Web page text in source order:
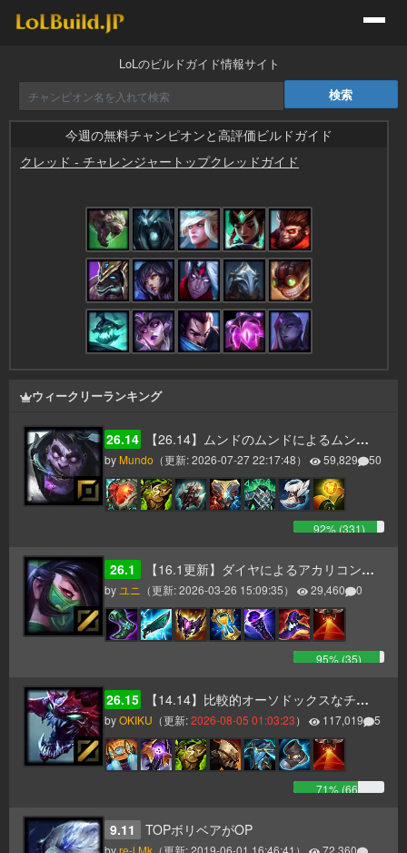
LoLのビルドガイド情報サイト
今週の無料チャンピオンと高評価ビルドガイド
クレッド - チャレンジャートップクレッドガイド
by ついんたーぼ
ウィークリーランキング
26.14 【26.14】ムンドのムンドによるムンドのためのムンドガイド
by Mundo （更新:2026-07-27 22:17:48） 59,829 50
92% (331)
26.1 【16.1更新】ダイヤによるアカリコンボ・ビルド・立ち回り解説
by ユニ （更新:2026-03-26 15:09:35） 29,460 0
95% (35)
26.15 【14.14】比較的オーソドックスなチョガスガイド（タンク、AP二本立て）
byOKIKU （更新:2026-08-05 01:03:23） 117,019 5
71% (66
9.11 TOPボリベアがOP
byre-l Mk （更新:2019-06-01 16:46:41 ）
72,360